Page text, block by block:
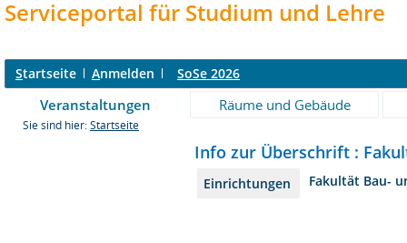
Serviceportal für Studium und Lehre
Startseite Anmelden SoSe 2026
Veranstaltungen Räume und Gebäude
Sie sind hier: Startseite
Info zur Überschrift :
Einrichtungen Fakultät Bau-